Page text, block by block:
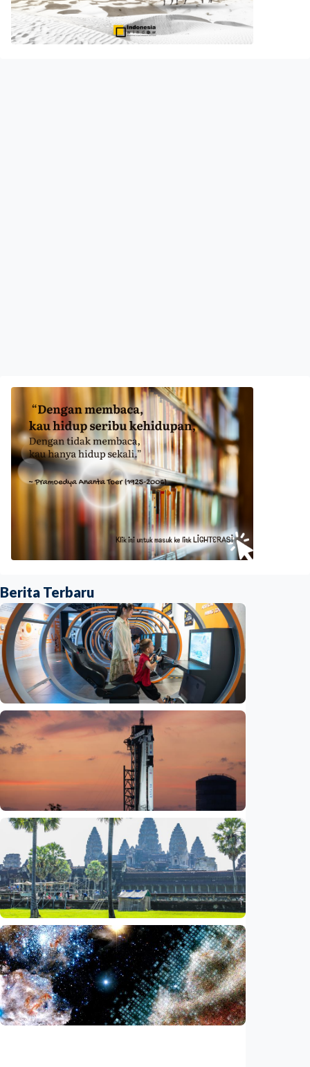
Berita Terbaru
Iptek
Jelang misi bawa pulang sampel Mars, China
siapkan laboratorium perlindungan planet
Indonesia
Iptek
Bagian roket Falcon 9 SpaceX akan hantam
Bulan, NASA pastikan Bumi aman
Indonesia•05 Aug 2026
Iptek
Saat ASEAN bersiap memasuki era AI,
reformasi layanan publik jadi agenda
bersama
Indonesia•05 Aug 2026